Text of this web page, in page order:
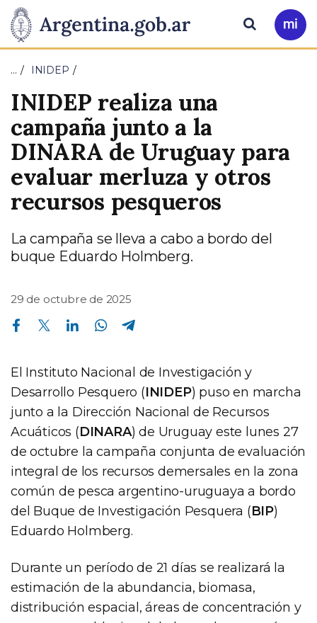
Presidencia
de
la
Nación
Pasar al contenido principal
Ir
a
Buscar
… INIDEP
INIDEP realiza una
campaña junto a la
DINARA de Uruguay para
evaluar merluza y otros
recursos pesqueros
La campaña se lleva a cabo a bordo del
buque Eduardo Holmberg.
29 de octubre de 2025
Compartir en Facebook Compartir en Twitter Compartir en Linkedin Compartir en Whatsapp
El Instituto Nacional de Investigación y
Desarrollo Pesquero (INIDEP) puso en marcha
junto a la Dirección Nacional de Recursos
Acuáticos (DINARA) de Uruguay este lunes 27
de octubre la campaña conjunta de evaluación
integral de los recursos demersales en la zona
común de pesca argentino-uruguaya a bordo
del Buque de Investigación Pesquera (BIP)
Eduardo Holmberg.
Durante un período de 21 días se realizará la
estimación de la abundancia, biomasa,
distribución espacial, áreas de concentración y